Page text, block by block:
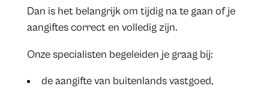
Dan is het belangrijk om tijdig na te gaan of je
aangiftes correct en volledig zijn.
Onze specialisten begeleiden je graag bij:
de aangifte van buitenlands vastgoed,